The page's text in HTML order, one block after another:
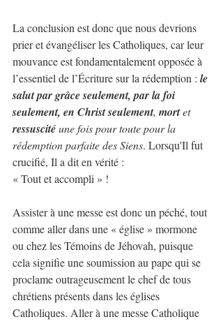
La conclusion est donc que nous devrions
prier et évangéliser les Catholiques, car leur
mouvance est fondamentalement opposée à
l’essentiel de l’Écriture sur la rédemption : le
salut par grâce seulement, par la foi
seulement, en Christ seulement, mort et
ressuscité une fois pour toute pour la
rédemption parfaite des Siens. Lorsqu'Il fut
crucifié, Il a dit en vérité :
« Tout et accompli » !
Assister à une messe est donc un péché, tout
comme aller dans une « église » mormone
ou chez les Témoins de Jéhovah, puisque
cela signifie une soumission au pape qui se
proclame outrageusement le chef de tous
chrétiens présents dans les églises
Catholiques. Aller à une messe Catholique